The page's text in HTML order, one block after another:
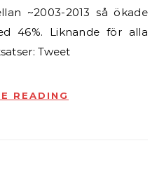
~2003-2013 så ökade
46%. Liknande för alla
Tweet
READING